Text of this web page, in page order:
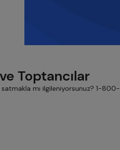
Toptancılar
mı ilgileniyorsunuz? 1-